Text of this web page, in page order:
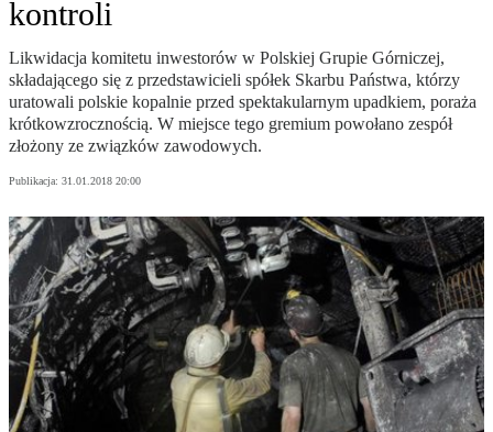
kontroli
Likwidacja komitetu inwestorów w Polskiej Grupie Górniczej,
składającego się z przedstawicieli spółek Skarbu Państwa, którzy
uratowali polskie kopalnie przed spektakularnym upadkiem, poraża
krótkowzrocznością. W miejsce tego gremium powołano zespół
złożony ze związków zawodowych.
Publikacja: 31.01.2018 20:00